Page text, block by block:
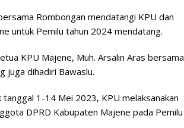
Rombongan mendatangi KPU dan
untuk Pemilu tahun 2024 mendatang.
KPU Majene, Muh. Arsalin Aras bersama
juga dihadiri Bawaslu.
1-14 Mei 2023, KPU melaksanakan
DPRD Kabupaten Majene pada Pemilu